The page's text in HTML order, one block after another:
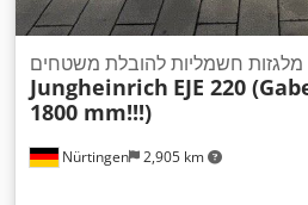
Nürtingen 2,905 km
מלגזות חשמליות להובלת משטחים
Jungheinrich EJE 220
1800 mm!!!)